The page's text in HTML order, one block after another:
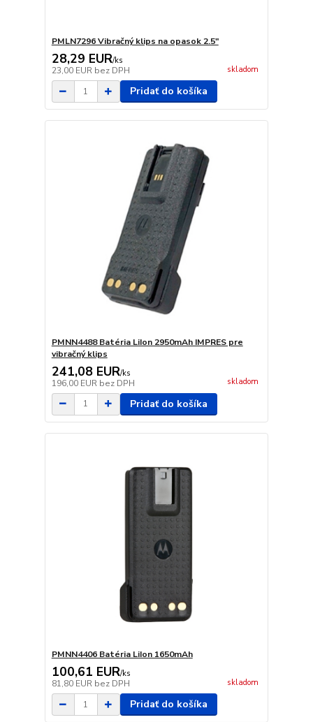
PMLN7296 Vibračný klips na opasok 2.5"
28,29 EUR/ks
23,00 EUR bez DPH skladom
Pridať do košíka
PMNN4488 Batéria LiIon 2950mAh IMPRES pre
vibračný klips
241,08 EUR/ks
196,00 EUR bez DPH skladom
Pridať do košíka
PMNN4406 Batéria LiIon 1650mAh
100,61 EUR/ks
81,80 EUR bez DPH skladom
Pridať do košíka